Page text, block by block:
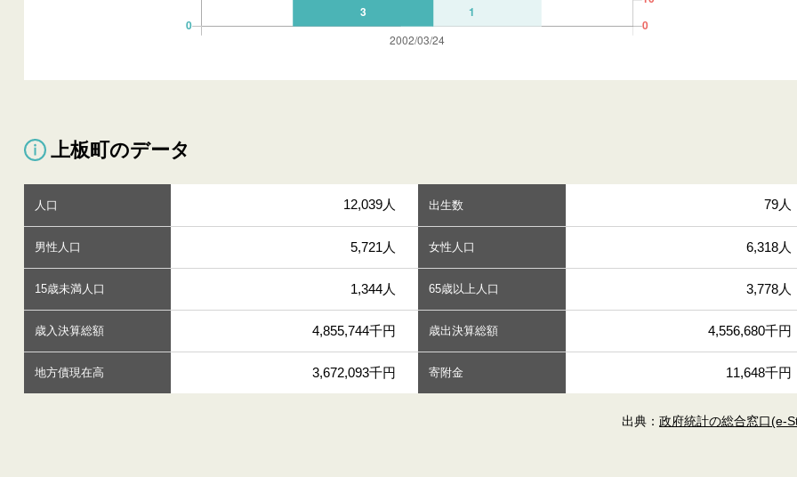
上板町のデータ
人口 12,039人 出生数 79人
男性人口 5,721人 女性人口 6,318人
15歳未満人口 1,344人 65歳以上人口 3,778人
歳入決算総額 4,855,744千円 歳出決算総額 4,556,680千円
地方債現在高 3,672,093千円 寄附金 11,648千円
出典：政府統計の総合窓口(e-